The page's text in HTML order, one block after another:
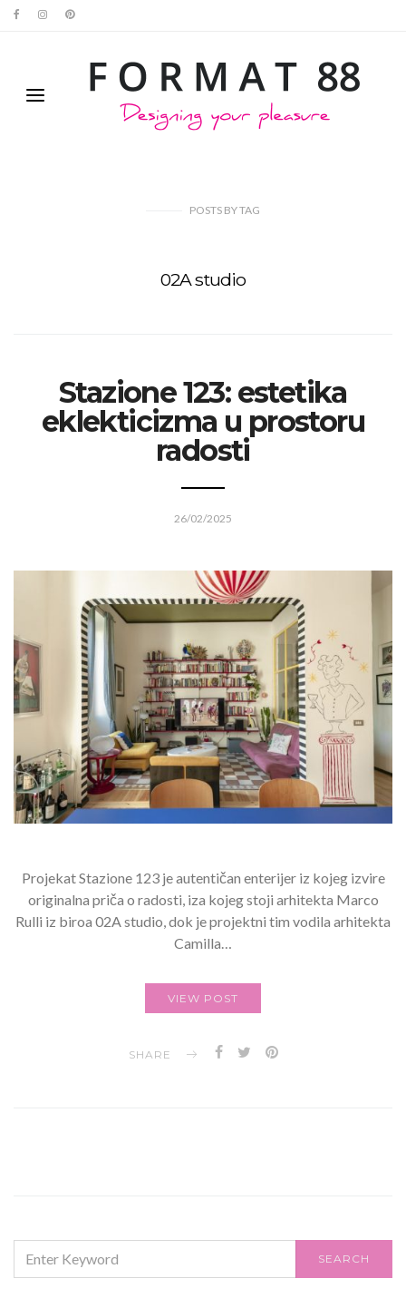
POSTS BYTAG
02A studio
Stazione 123: estetika
eklekticizma u prostoru
radosti
26/02/2025
Projekat Stazione 123 je autentičan enterijer iz kojeg izvire
originalna priča o radosti, iza kojeg stoji arhitekta Marco
Rulli iz biroa 02A studio, dok je projektni tim vodila arhitekta
Camilla…
VIEW POST
SHARE
FOR:
SEARCH